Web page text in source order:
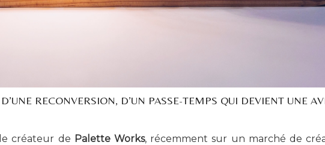
D’UNE RECONVERSION, D’UN PASSE-TEMPS QUI DEVIENT UNE
créateur de Palette Works, récemment sur un marché de